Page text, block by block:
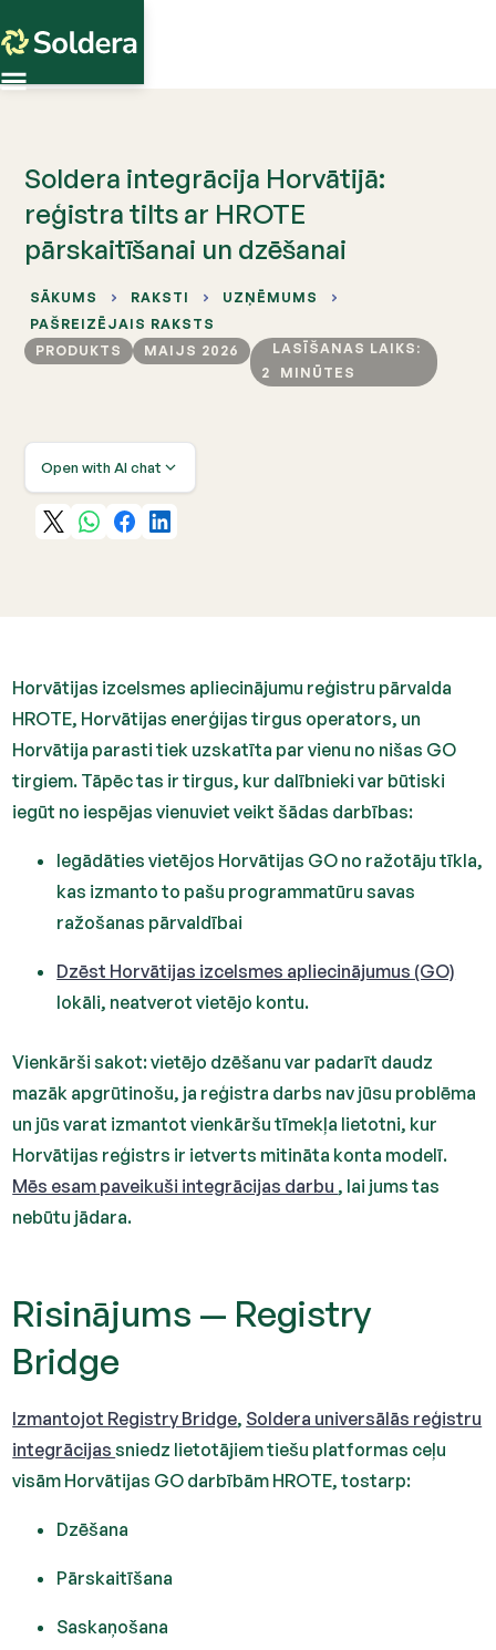
SĀKUMS RAKSTI
UZŅĒMUMS
PAŠREIZĒJAIS RAKSTS
PRODUKTS
MAIJS 2026
LASĪŠANAS LAIKS:
2
MINŪTES
Open with AI chat
Soldera integrācija Horvātijā:
reģistra tilts ar HROTE
pārskaitīšanai un dzēšanai
Horvātijas izcelsmes apliecinājumu reģistru pārvalda
HROTE, Horvātijas enerģijas tirgus operators, un
Horvātija parasti tiek uzskatīta par vienu no nišas GO
tirgiem. Tāpēc tas ir tirgus, kur dalībnieki var būtiski
iegūt no iespējas vienuviet veikt šādas darbības:
Iegādāties vietējos Horvātijas GO no ražotāju tīkla,
kas izmanto to pašu programmatūru savas
ražošanas pārvaldībai
Dzēst Horvātijas izcelsmes apliecinājumus (GO)
lokāli, neatverot vietējo kontu.
Vienkārši sakot: vietējo dzēšanu var padarīt daudz
mazāk apgrūtinošu, ja reģistra darbs nav jūsu problēma
un jūs varat izmantot vienkāršu tīmekļa lietotni, kur
Horvātijas reģistrs ir ietverts mitināta konta modelī.
Mēs esam paveikuši integrācijas darbu , lai jums tas
nebūtu jādara.
Risinājums — Registry
Bridge
Izmantojot Registry Bridge, Soldera universālās reģistru
integrācijassniedz lietotājiem tiešu platformas ceļu
visām Horvātijas GO darbībām HROTE, tostarp:
Dzēšana
Pārskaitīšana
Saskaņošana